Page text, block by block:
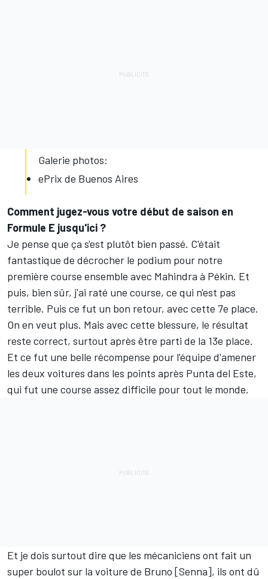
Galerie photos:
ePrix de Buenos Aires
Comment jugez-vous votre début de saison en
Formule E jusqu'ici ?
Je pense que ça s'est plutôt bien passé. C'était
fantastique de décrocher le podium pour notre
première course ensemble avec Mahindra à Pékin. Et
puis, bien sûr, j'ai raté une course, ce qui n'est pas
terrible. Puis ce fut un bon retour, avec cette 7e place.
On en veut plus. Mais avec cette blessure, le résultat
reste correct, surtout après être parti de la 13e place.
Et ce fut une belle récompense pour l'équipe d'amener
les deux voitures dans les points après Punta del Este,
qui fut une course assez difficile pour tout le monde.
Et je dois surtout dire que les mécaniciens ont fait un
super boulot sur la voiture de Bruno [Senna], ils ont dû